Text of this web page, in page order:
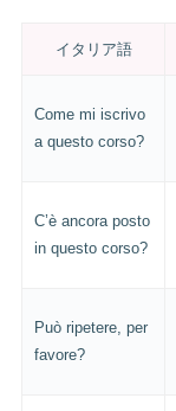
イタリア語
Come mi iscrivo
a questo corso?
C’è ancora posto
in questo corso?
Può ripetere, per
favore?